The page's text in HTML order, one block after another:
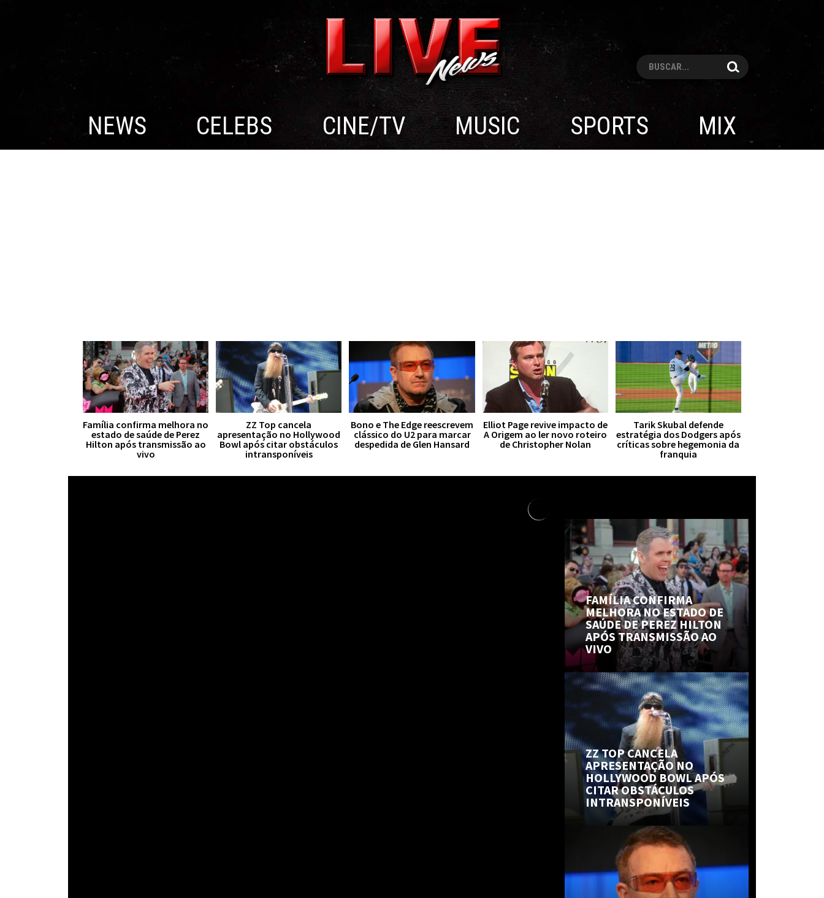
Pesquisar
NEWS CELEBS CINE/TV MUSIC SPORTS MIX
Família confirma melhora no
estado de saúde de Perez
Hilton após transmissão ao
vivo
ZZ Top cancela
apresentação no Hollywood
Bowl após citar obstáculos
intransponíveis
Bono e The Edge reescrevem
clássico do U2 para marcar
despedida de Glen Hansard
Elliot Page revive impacto de
A Origem ao ler novo roteiro
de Christopher Nolan
Tarik Skubal defende
estratégia dos Dodgers após
críticas sobre hegemonia da
franquia
FAMÍLIA CONFIRMA
MELHORA NO ESTADO DE
SAÚDE DE PEREZ HILTON
APÓS TRANSMISSÃO AO
VIVO
ZZ TOP CANCELA
APRESENTAÇÃO NO
HOLLYWOOD BOWL APÓS
CITAR OBSTÁCULOS
INTRANSPONÍVEIS